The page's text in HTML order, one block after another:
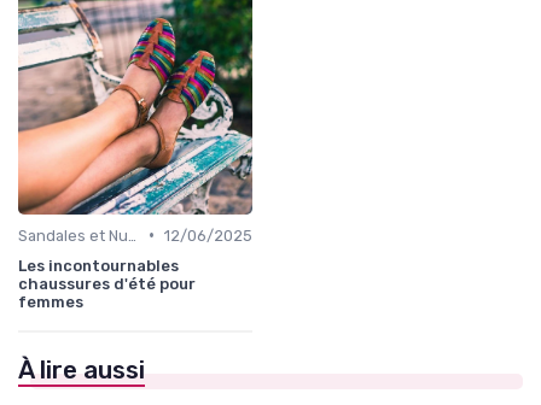
• 12/06/2025
Les incontournables
chaussures d'été pour
femmes
À lire aussi